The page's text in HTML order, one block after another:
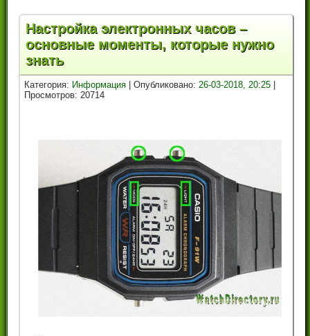
Настройка электронных часов –
основные моменты, которые нужно
знать
Категория: Информация | Опубликовано:26-03-2018, 20:25
Просмотров: 20714